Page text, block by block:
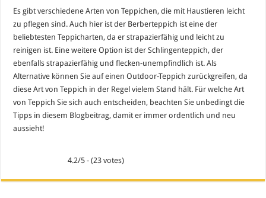
Es gibt verschiedene Arten von Teppichen, die mit Haustieren leicht
zu pflegen sind. Auch hier ist der Berberteppich ist eine der
beliebtesten Teppicharten, da er strapazierfähig und leicht zu
reinigen ist. Eine weitere Option ist der Schlingenteppich, der
ebenfalls strapazierfähig und flecken-unempfindlich ist. Als
Alternative können Sie auf einen Outdoor-Teppich zurückgreifen, da
diese Art von Teppich in der Regel vielem Stand hält. Für welche Art
von Teppich Sie sich auch entscheiden, beachten Sie unbedingt die
Tipps in diesem Blogbeitrag, damit er immer ordentlich und neu
aussieht!
4.2/5 - (23 votes)